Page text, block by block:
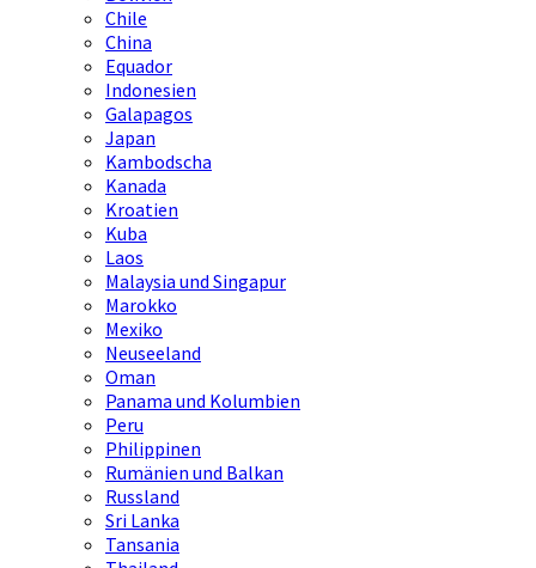
Chile
China
Equador
Indonesien
Galapagos
Japan
Kambodscha
Kanada
Kroatien
Kuba
Laos
Malaysia und Singapur
Marokko
Mexiko
Neuseeland
Oman
Panama und Kolumbien
Peru
Philippinen
Rumänien und Balkan
Russland
Sri Lanka
Tansania